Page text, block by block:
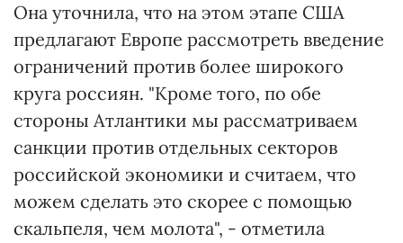
Она уточнила, что на этом этапе США
предлагают Европе рассмотреть введение
ограничений против более широкого
круга россиян. "Кроме того, по обе
стороны Атлантики мы рассматриваем
санкции против отдельных секторов
российской экономики и считаем, что
можем сделать это скорее с помощью
скальпеля, чем молота", - отметила